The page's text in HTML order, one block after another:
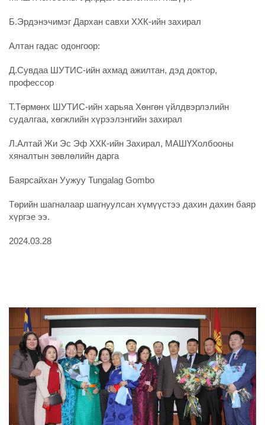
Б.Эрдэнэчимэг Дархан савхи ХХК-ийн захирал
Алтан гадас одонгоор:
Д.Сувдаа ШУТИС-ийн ахмад ажилтан, дэд доктор,
профессор
Т.Төрмөнх ШУТИС-ийн харьяа Хөнгөн үйлдвэрлэлийн
судалгаа, хөгжлийн хүрээлэнгийн захирал
Л.Алтай Жи Эс Эф ХХК-ийн Захирал, МАШҮХолбооны
хяналтын зөвлөлийн дарга
Баярсайхан Уужуу Tungalag Gombo
Төрийн шагналаар шагнуулсан хүмүүстээ дахин дахин баяр
хүргэе ээ.
2024.03.28